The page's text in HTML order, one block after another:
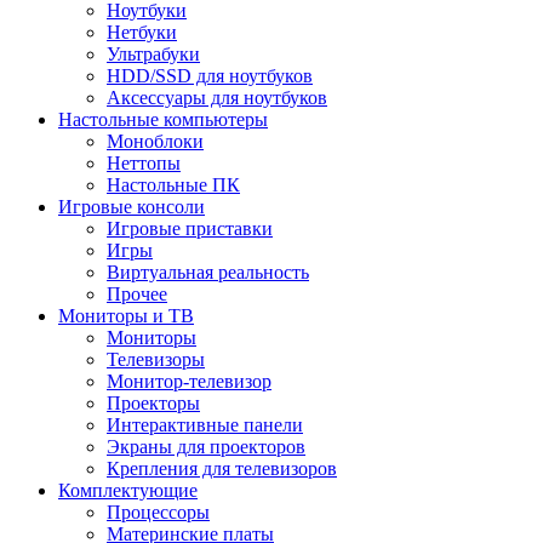
Ноутбуки
Нетбуки
Ультрабуки
HDD/SSD для ноутбуков
Аксессуары для ноутбуков
Настольные компьютеры
Моноблоки
Неттопы
Настольные ПК
Игровые консоли
Игровые приставки
Игры
Виртуальная реальность
Прочее
Мониторы и ТВ
Мониторы
Телевизоры
Монитор-телевизор
Проекторы
Интерактивные панели
Экраны для проекторов
Крепления для телевизоров
Комплектующие
Процессоры
Материнские платы